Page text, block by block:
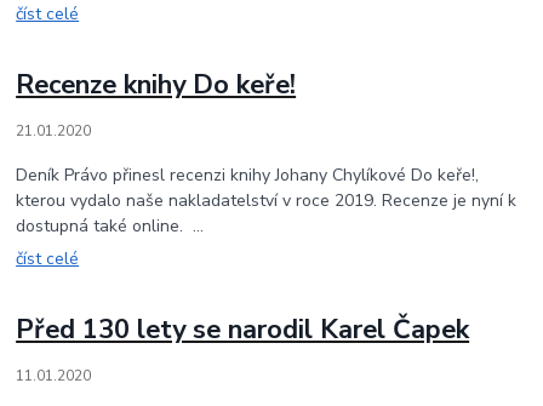
číst celé
Recenze knihy Do keře!
21.01.2020
Deník Právo přinesl recenzi knihy Johany Chylíkové Do keře!,
kterou vydalo naše nakladatelství v roce 2019. Recenze je nyní k
dostupná také online. ...
číst celé
Před 130 lety se narodil Karel Čapek
11.01.2020